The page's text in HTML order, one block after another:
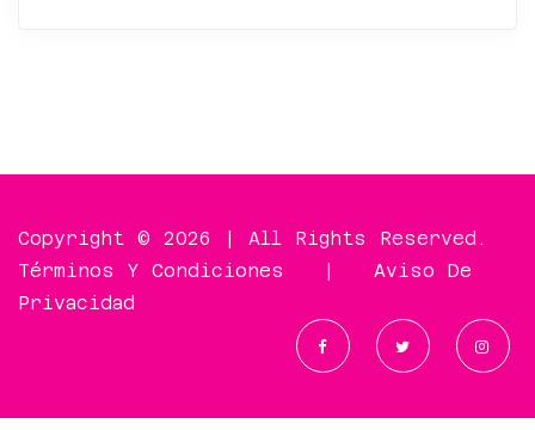
Copyright © 2026 | All Rights Reserved.
Términos Y Condiciones
Aviso De
Privacidad